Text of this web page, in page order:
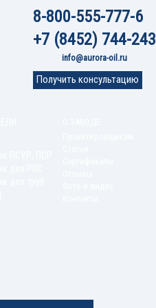
8-800-555-777-6
+7 (8452) 744-243
info@aurora-oil.ru
Получить консультацию